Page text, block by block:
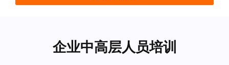
企业中高层人员培训